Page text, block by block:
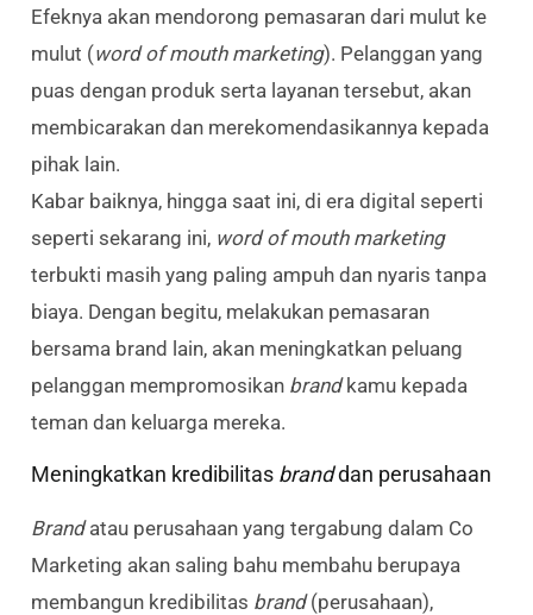
Efeknya akan mendorong pemasaran dari mulut ke
mulut (word of mouth marketing). Pelanggan yang
puas dengan produk serta layanan tersebut, akan
membicarakan dan merekomendasikannya kepada
pihak lain.
Kabar baiknya, hingga saat ini, di era digital seperti
seperti sekarang ini, word of mouth marketing
terbukti masih yang paling ampuh dan nyaris tanpa
biaya. Dengan begitu, melakukan pemasaran
bersama brand lain, akan meningkatkan peluang
pelanggan mempromosikan brandkamu kepada
teman dan keluarga mereka.
Meningkatkan kredibilitas branddan perusahaan
Brandatau perusahaan yang tergabung dalam Co
Marketing akan saling bahu membahu berupaya
membangun kredibilitas brand(perusahaan),